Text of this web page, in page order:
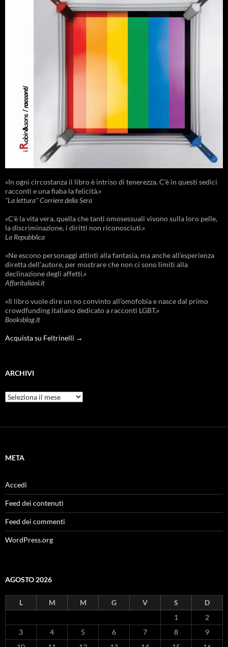
«In ogni circostanza il libro è intriso di tenerezza. C'è in questi sedici
racconti e una fiaba la felicità.»
"La lettura" Corriere della Sera
«C’è la vita vera, quella che tanti omosessuali vivono sulla loro pelle,
la discriminazione, i diritti non riconosciuti.»
La Repubblica
«Ne escono personaggi attinti alla fantasia, ma anche all’esperienza
diretta dell’autore, per mostrare che non ci sono limiti alla
declinazione degli affetti.»
Affaritaliani.it
«Il libro vuole dire un no convinto all’omofobia e nasce dal primo
crowdfunding italiano dedicato a racconti LGBT.»
Booksblog.it
Acquista su Feltrinelli →
ARCHIVI
Archivi
META
Accedi
Feed dei contenuti
Feed dei commenti
WordPress.org
AGOSTO 2026
L M M G V S
D
1
2
3
4 5 6 7 8
9